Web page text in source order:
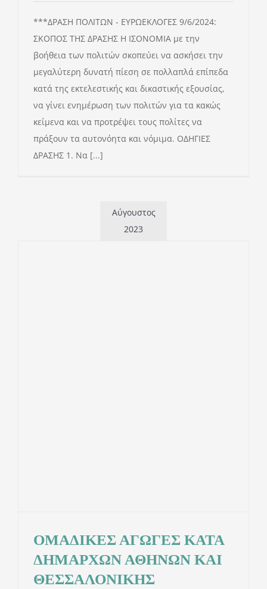
***ΔΡΑΣΗ ΠΟΛΙΤΩΝ - ΕΥΡΩΕΚΛΟΓΕΣ 9/6/2024:
ΣΚΟΠΟΣ ΤΗΣ ΔΡΑΣΗΣ Η ΙΣΟΝΟΜΙΑ με την
βοήθεια των πολιτών σκοπεύει να ασκήσει την
μεγαλύτερη δυνατή πίεση σε πολλαπλά επίπεδα
κατά της εκτελεστικής και δικαστικής εξουσίας,
να γίνει ενημέρωση των πολιτών για τα κακώς
κείμενα και να προτρέψει τους πολίτες να
πράξουν τα αυτονόητα και νόμιμα. ΟΔΗΓΙΕΣ
ΔΡΑΣΗΣ 1. Να [...]
Αύγουστος
2023
ΟΜΑΔΙΚΕΣ ΑΓΩΓΕΣ ΚΑΤΑ
ΔΗΜΑΡΧΩΝ ΑΘΗΝΩΝ ΚΑΙ
ΘΕΣΣΑΛΟΝΙΚΗΣ